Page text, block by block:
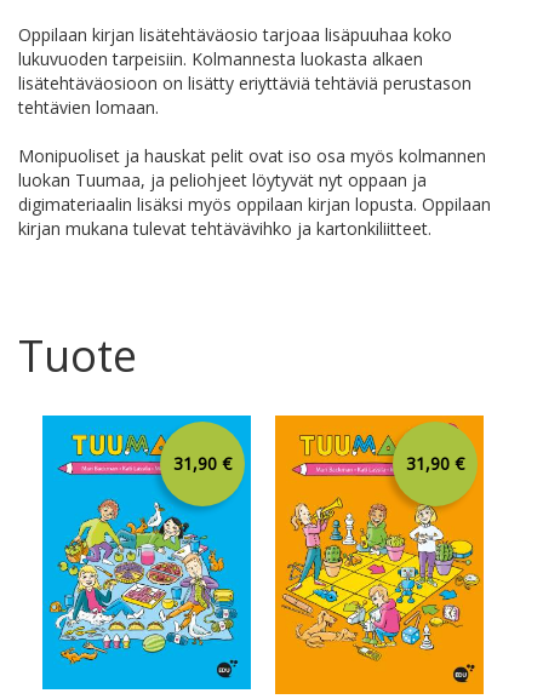
Oppilaan kirjan lisätehtäväosio tarjoaa lisäpuuhaa koko
lukuvuoden tarpeisiin. Kolmannesta luokasta alkaen
lisätehtäväosioon on lisätty eriyttäviä tehtäviä perustason
tehtävien lomaan.
Monipuoliset ja hauskat pelit ovat iso osa myös kolmannen
luokan Tuumaa, ja peliohjeet löytyvät nyt oppaan ja
digimateriaalin lisäksi myös oppilaan kirjan lopusta. Oppilaan
kirjan mukana tulevat tehtävävihko ja kartonkiliitteet.
Tuote
31,90 € 31,90 €